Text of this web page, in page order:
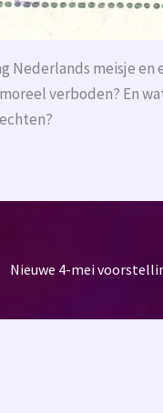
Nederlands meisje
verboden? En